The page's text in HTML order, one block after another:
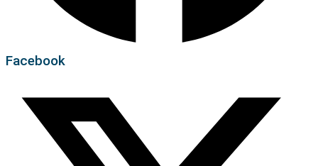
Facebook